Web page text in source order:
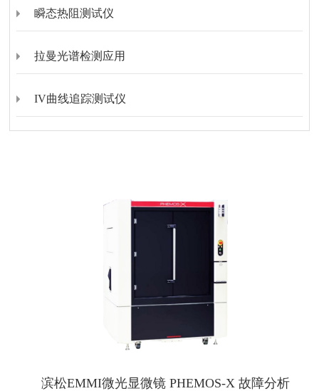
瞬态热阻测试仪
拉曼光谱检测应用
IV曲线追踪测试仪
滨松EMMI微光显微镜 PHEMOS-X 故障分析